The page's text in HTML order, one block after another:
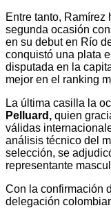
Entre tanto,
segunda ocasión
en su debut en Río
conquistó una plata
disputada en la
mejor en el ranking
La última casilla la
Pelluard, quien
válidas
análisis técnico del
selección, se
representante
Con la confirmación
delegación